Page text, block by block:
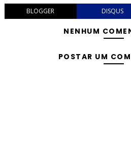
BLOGGER DISQUS
NENHUM
POSTAR UM